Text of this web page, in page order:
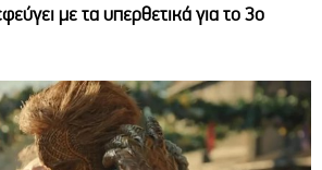
με τα υπερθετικά για το 3ο